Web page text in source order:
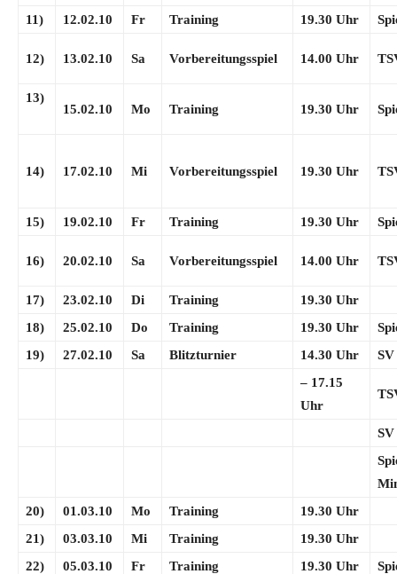
11)
12.02.10 Fr Training 19.30 Uhr
12) 13.02.10 Sa Vorbereitungsspiel 14.00 Uhr
13)
15.02.10
Mo Training 19.30 Uhr
14) 17.02.10 Mi Vorbereitungsspiel 19.30 Uhr
15) 19.02.10 Fr Training 19.30 Uhr
16) 20.02.10 Sa Vorbereitungsspiel 14.00 Uhr
17) 23.02.10 Di Training
19.30 Uhr
18)
25.02.10 Do Training 19.30 Uhr
19)
27.02.10 Sa Blitzturnier 14.30 Uhr
– 17.15
Uhr
20)
01.03.10 Mo Training
19.30 Uhr
21)
03.03.10 Mi Training
19.30 Uhr
22)
05.03.10 Fr Training 19.30 Uhr